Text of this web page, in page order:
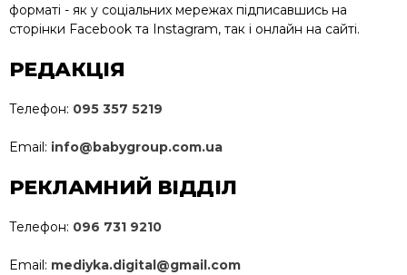
форматі - як у соціальних мережах підписавшись на
сторінки Facebook та Instagram, так і онлайн на сайті.
РЕДАКЦІЯ
Телефон: 095 357 5219
Email: info@babygroup.com.ua
РЕКЛАМНИЙ ВІДДІЛ
Телефон: 096 731 9210
Email: mediyka.digital@gmail.com